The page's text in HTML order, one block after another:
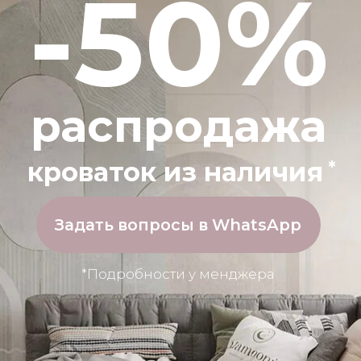
Сотрудничаем с Т-Банком
Решение через 5 минут
Нужен только паспорт, все
поездок в банк
ИНДИВИДУАЛЬНЫЙ
ЗАКАЗ
ЗАКАЗАТЬ